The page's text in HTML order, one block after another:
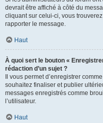
devrait être affiché à côté du
cliquant sur celui-ci, vous
rapporter le message.
Haut
À quoi sert le bouton «
rédaction d’un sujet ?
Il vous permet d’enregistrer
souhaitez finaliser et publier
messages enregistrés comme
l’utilisateur.
Haut